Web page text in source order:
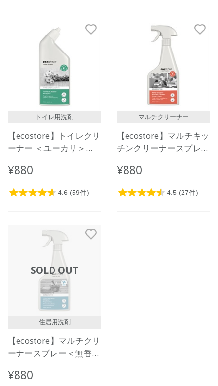
トイレ用洗剤
【ecostore】トイレクリ
ーナー ＜ユーカリ＞
¥880
マルチクリーナー
【ecostore】マルチキッ
チンクリーナースプレー
500mL
¥880
SOLD OUT
住居用洗剤
【ecostore】マルチクリ
ーナースプレー＜無香料
¥880